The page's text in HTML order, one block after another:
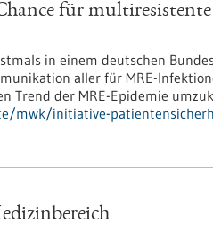
für multiresistente
in einem deutschen
aller für MRE-
Trend der MRE-Epidemie
mwk/initiative-